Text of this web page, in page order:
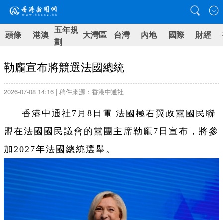
頭條 港澳 五年規
劃
大灣區 台灣 內地 國際 財經
勒龐宣布將競選法國總統
2026-07-08 14:16 | 稿件來源：香港中通社
香港中通社7月8日電 法國極右翼政黨國民聯
盟在法國國民議會的黨團主席勒龐7日宣布，將參
加2027年法國總統選舉。